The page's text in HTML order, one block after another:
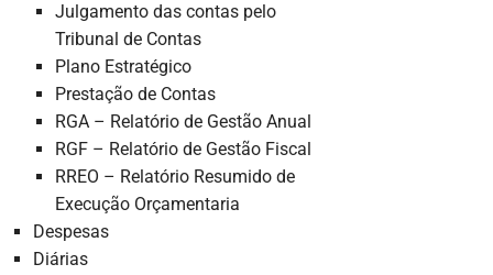
Julgamento das contas pelo
Tribunal de Contas
Plano Estratégico
Prestação de Contas
RGA – Relatório de Gestão Anual
RGF – Relatório de Gestão Fiscal
RREO – Relatório Resumido de
Execução Orçamentaria
Despesas
Diárias